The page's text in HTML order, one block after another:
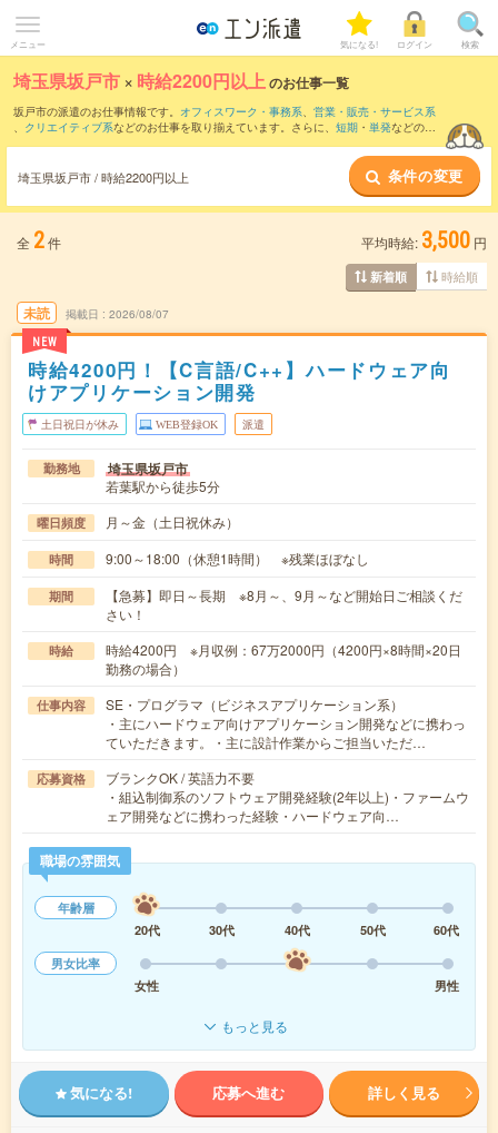
メニュー 気になる! ログイン 検索
埼玉県坂戸市 × 時給2200円以上のお仕事一覧
坂戸市の派遣のお仕事情報です。 オフィスワーク・事務系、 営業・販売・サービス系
、 クリエイティブ系などのお仕事を取り揃えています。さらに、 短期 ・ 単発などの期
埼玉県坂戸市 / 時給2200円以上 条件の変更
全 2件 平均時給: 3,500 円
新着順 時給順
未読
NEW
掲載日 2026/08/07
時給4200円！【C言語/C++】ハードウェア向
けアプリケーション開発
土日祝日が休み WEB登録OK 派遣
勤務地 埼玉県坂戸市
若葉駅から徒歩5分
曜日頻度 月～金（土日祝休み）
時間 9:00～18:00（休憩1時間） ※残業ほぼなし
期間
【急募】即日～長期 ※8月～、9月～など開始日ご相談くだ
さい！
時給
時給4200円 ※月収例：67万2000円（4200円×8時間×20日
勤務の場合）
仕事内容
SE・プログラマ（ビジネスアプリケーション系）
・主にハードウェア向けアプリケーション開発などに携わっ
ていただきます。・主に設計作業からご担当いただ…
応募資格
ブランクOK / 英語力不要
・組込制御系のソフトウェア開発経験(2年以上)・ファームウ
ェア開発などに携わった経験・ハードウェア向…
職場の雰囲気
年齢層
20代
30代 40代 50代
60代
男女比率
女性
男性
もっと見る
気になる! 応募へ進む 詳しく見る